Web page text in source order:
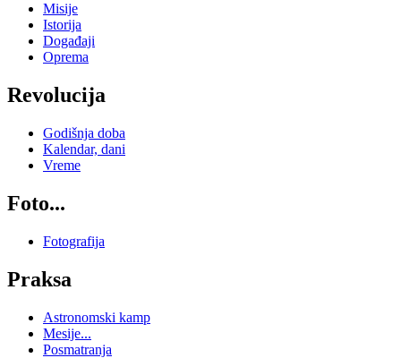
Misije
Istorija
Događaji
Oprema
Revolucija
Godišnja doba
Kalendar, dani
Vreme
Foto...
Fotografija
Praksa
Astronomski kamp
Mesije...
Posmatranja